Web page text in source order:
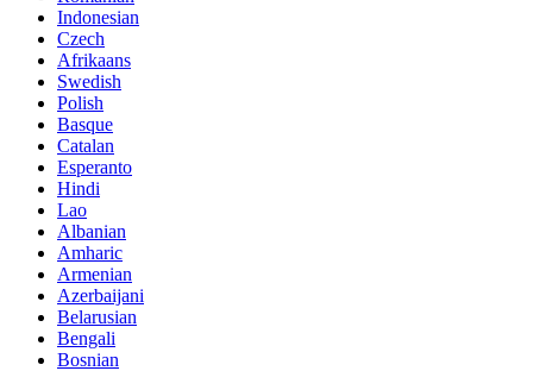
Indonesian
Czech
Afrikaans
Swedish
Polish
Basque
Catalan
Esperanto
Hindi
Lao
Albanian
Amharic
Armenian
Azerbaijani
Belarusian
Bengali
Bosnian